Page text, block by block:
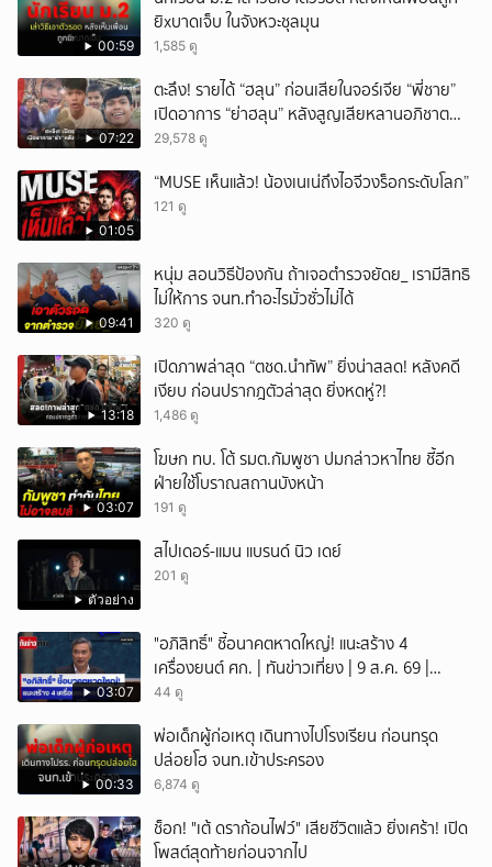
00:59
ยิxบาดเจ็บ ในจังหวะชุลมุน
1,585 ดู
07:22
ตะลึง! รายได้ “ฮลุน” ก่อนเสียในจอร์เจีย “พี่ชาย”
เปิดอาการ “ย่าฮลุน” หลังสูญเสียหลานอภิชาต
บุตร!
29,578 ดู
01:05
“MUSE เห็นแล้ว! น้องเนเน่ถึงไอจีวงร็อกระดับโลก”
121 ดู
09:41
หนุ่ม สอนวิธีป้องกัน ถ้าเจอตำรวจยัดย_ เรามีสิทธิ
ไม่ให้การ จนท.ทำอะไรมั่วซั่วไม่ได้
320 ดู
13:18
เปิดภาพล่าสุด “ตชด.นำทัพ” ยิ่งน่าสลด! หลังคดี
เงียบ ก่อนปรากฎตัวล่าสุด ยิ่งหดหู่?!
1,486 ดู
03:07
โฆษก ทบ. โต้ รมต.กัมพูชา ปมกล่าวหาไทย ชี้อีก
ฝ่ายใช้โบราณสถานบังหน้า
191 ดู
ตัวอย่าง
สไปเดอร์-แมน แบรนด์ นิว เดย์
201 ดู
03:07
"อภิสิทธิ์" ชี้อนาคตหาดใหญ่! แนะสร้าง 4
เครื่องยนต์ ศก. | ทันข่าวเที่ยง | 9 ส.ค. 69 |
NationTV22
44 ดู
00:33
พ่อเด็กผู้ก่อเหตุ เดินทางไปโรงเรียน ก่อนทรุด
ปล่อยโฮ จนท.เข้าประครอง
6,874 ดู
ช็อก! "เต้ ดราก้อนไฟว์" เสียชีวิตแล้ว ยิ่งเศร้า! เปิด
โพสต์สุดท้ายก่อนจากไป